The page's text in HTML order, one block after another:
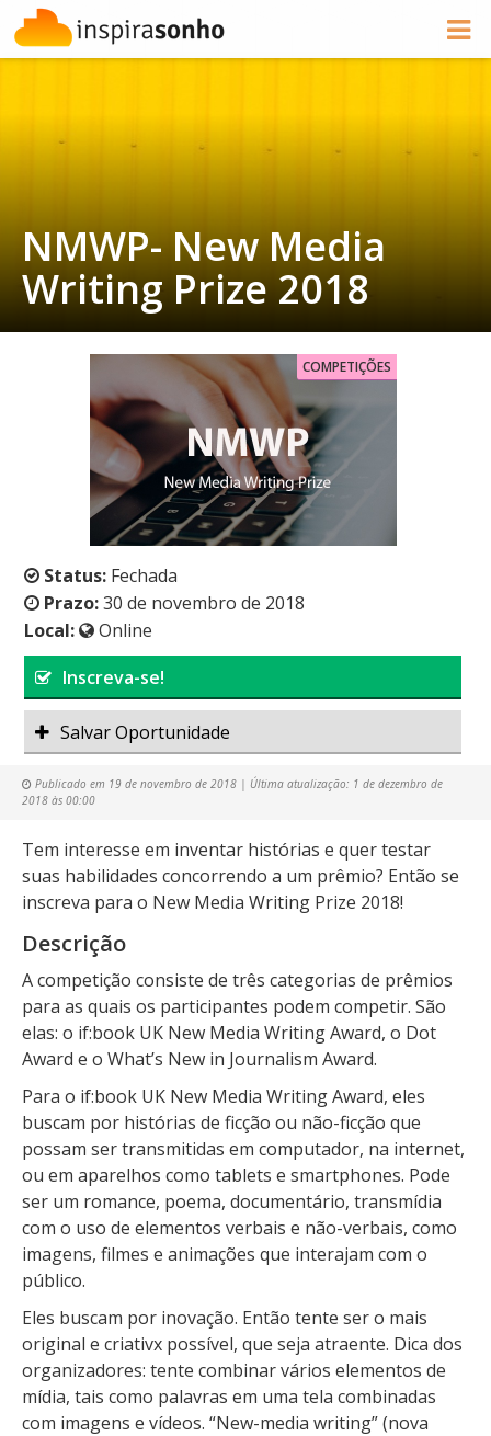
NMWP- New Media
Writing Prize 2018
COMPETIÇÕES
Status: Fechada
Prazo:30 de novembro de 2018
Local:
Online
Inscreva-se!
Salvar Oportunidade
Publicado em 19 de novembro de 2018 | Última atualização: 1 de dezembro de
2018 às 00:00
Tem interesse em inventar histórias e quer testar
suas habilidades concorrendo a um prêmio? Então se
inscreva para o New Media Writing Prize 2018!
Descrição
A competição consiste de três categorias de prêmios
para as quais os participantes podem competir. São
elas: o if:book UK New Media Writing Award, o Dot
Award e o What’s New in Journalism Award.
Para o if:book UK New Media Writing Award, eles
buscam por histórias de ficção ou não-ficção que
possam ser transmitidas em computador, na internet,
ou em aparelhos como tablets e smartphones. Pode
ser um romance, poema, documentário, transmídia
com o uso de elementos verbais e não-verbais, como
imagens, filmes e animações que interajam com o
público.
Eles buscam por inovação. Então tente ser o mais
original e criativx possível, que seja atraente. Dica dos
organizadores: tente combinar vários elementos de
mídia, tais como palavras em uma tela combinadas
com imagens e vídeos. “New-media writing” (nova